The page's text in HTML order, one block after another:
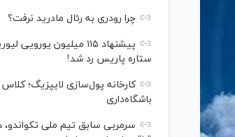
چرا رودری به رئال مادرید نرفت؟
پیشنهاد ۱۱۵ میلیون
ستاره پاریس رد شد!
کارخانه پول‌سازی لایپزیگ؛
باشگاه‌داری
سرمربی سابق تیم ملی